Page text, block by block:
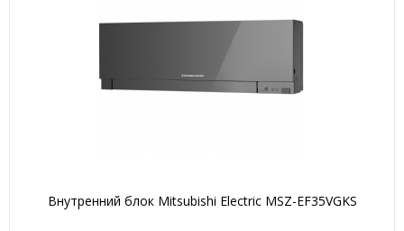
Внутренний блок Mitsubishi Electric MSZ-EF35VGKS